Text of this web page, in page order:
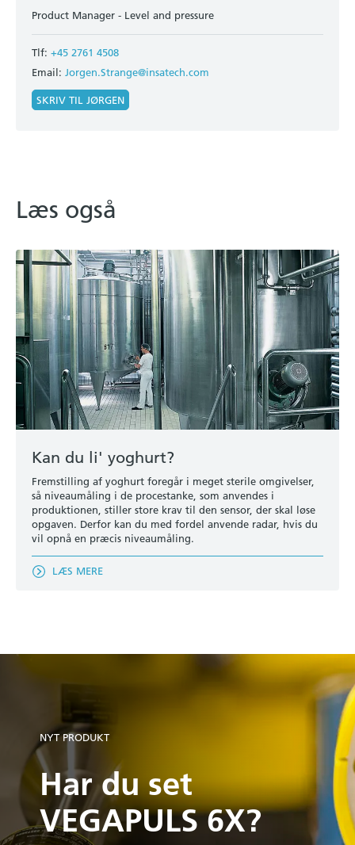
Product Manager - Level and pressure
Tlf: +45 2761 4508
Email: Jorgen.Strange@insatech.com
SKRIV TIL JØRGEN
Læs også
Kan du li' yoghurt?
Fremstilling af yoghurt foregår i meget sterile omgivelser,
så niveaumåling i de procestanke, som anvendes i
produktionen, stiller store krav til den sensor, der skal løse
opgaven. Derfor kan du med fordel anvende radar, hvis du
vil opnå en præcis niveaumåling.
LÆS MERE
NYT PRODUKT
Har du set
VEGAPULS 6X?